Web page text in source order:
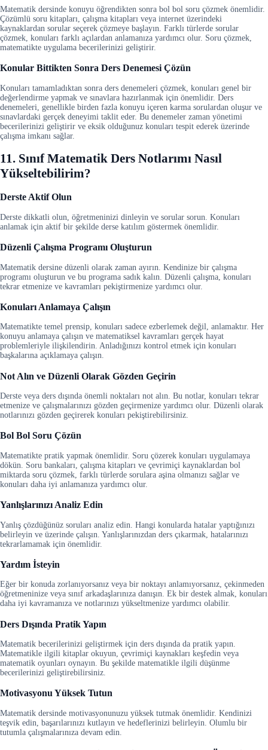
Matematik dersinde konuyu öğrendikten sonra bol bol soru çözmek önemlidir.
Çözümlü soru kitapları, çalışma kitapları veya internet üzerindeki
kaynaklardan sorular seçerek çözmeye başlayın. Farklı türlerde sorular
çözmek, konuları farklı açılardan anlamanıza yardımcı olur. Soru çözmek,
matematikte uygulama becerilerinizi geliştirir.
Konular Bittikten Sonra Ders Denemesi Çözün
Konuları tamamladıktan sonra ders denemeleri çözmek, konuları genel bir
değerlendirme yapmak ve sınavlara hazırlanmak için önemlidir. Ders
denemeleri, genellikle birden fazla konuyu içeren karma sorulardan oluşur ve
sınavlardaki gerçek deneyimi taklit eder. Bu denemeler zaman yönetimi
becerilerinizi geliştirir ve eksik olduğunuz konuları tespit ederek üzerinde
çalışma imkanı sağlar.
11. Sınıf Matematik Ders Notlarımı Nasıl
Yükseltebilirim?
Derste Aktif Olun
Derste dikkatli olun, öğretmeninizi dinleyin ve sorular sorun. Konuları
anlamak için aktif bir şekilde derse katılım göstermek önemlidir.
Düzenli Çalışma Programı Oluşturun
Matematik dersine düzenli olarak zaman ayırın. Kendinize bir çalışma
programı oluşturun ve bu programa sadık kalın. Düzenli çalışma, konuları
tekrar etmenize ve kavramları pekiştirmenize yardımcı olur.
Konuları Anlamaya Çalışın
Matematikte temel prensip, konuları sadece ezberlemek değil, anlamaktır. Her
konuyu anlamaya çalışın ve matematiksel kavramları gerçek hayat
problemleriyle ilişkilendirin. Anladığınızı kontrol etmek için konuları
başkalarına açıklamaya çalışın.
Not Alın ve Düzenli Olarak Gözden Geçirin
Derste veya ders dışında önemli noktaları not alın. Bu notlar, konuları tekrar
etmenize ve çalışmalarınızı gözden geçirmenize yardımcı olur. Düzenli olarak
notlarınızı gözden geçirerek konuları pekiştirebilirsiniz.
Bol Bol Soru Çözün
Matematikte pratik yapmak önemlidir. Soru çözerek konuları uygulamaya
dökün. Soru bankaları, çalışma kitapları ve çevrimiçi kaynaklardan bol
miktarda soru çözmek, farklı türlerde sorulara aşina olmanızı sağlar ve
konuları daha iyi anlamanıza yardımcı olur.
Yanlışlarınızı Analiz Edin
Yanlış çözdüğünüz soruları analiz edin. Hangi konularda hatalar yaptığınızı
belirleyin ve üzerinde çalışın. Yanlışlarınızdan ders çıkarmak, hatalarınızı
tekrarlamamak için önemlidir.
Yardım İsteyin
Eğer bir konuda zorlanıyorsanız veya bir noktayı anlamıyorsanız, çekinmeden
öğretmeninize veya sınıf arkadaşlarınıza danışın. Ek bir destek almak, konuları
daha iyi kavramanıza ve notlarınızı yükseltmenize yardımcı olabilir.
Ders Dışında Pratik Yapın
Matematik becerilerinizi geliştirmek için ders dışında da pratik yapın.
Matematikle ilgili kitaplar okuyun, çevrimiçi kaynakları keşfedin veya
matematik oyunları oynayın. Bu şekilde matematikle ilgili düşünme
becerilerinizi geliştirebilirsiniz.
Motivasyonu Yüksek Tutun
Matematik dersinde motivasyonunuzu yüksek tutmak önemlidir. Kendinizi
teşvik edin, başarılarınızı kutlayın ve hedeflerinizi belirleyin. Olumlu bir
tutumla çalışmalarınıza devam edin.